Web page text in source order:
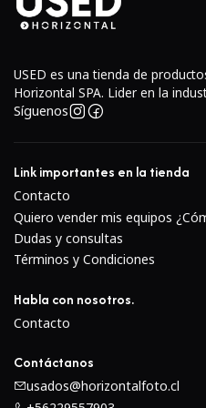
Diseño compacto y
y cargadores
Compatibilidad
Compatible con cámaras
EN-EL20 / EN-EL20a,
Nikon 1 J1
Nikon 1 J2
Nikon 1 J3
Nikon 1 S1
Nikon 1 V3
Y otros equipos
USED es una tienda de
Horizontal SPA. Lider en la
Síguenos
Link importantes en la tienda
Contacto
Quiero vender mis equipos
Dudas y consultas
Términos y Condiciones
Habla con nosotros.
Contacto
Contáctanos
usados@horizontalfoto.cl